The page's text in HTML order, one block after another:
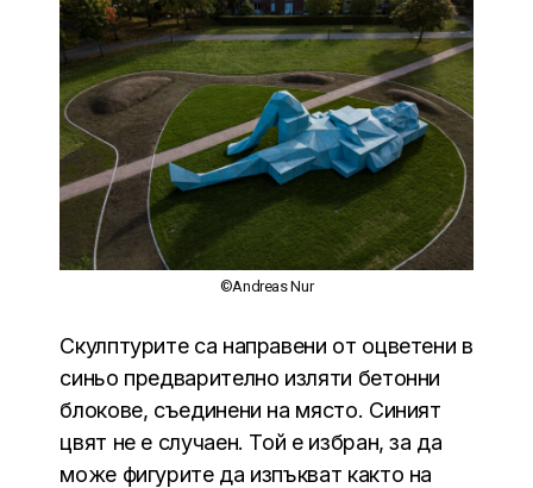
©Andreas Nur
Скулптурите са направени от оцветени в
синьо предварително изляти бетонни
блокове, съединени на място. Синият
цвят не е случаен. Той е избран, за да
може фигурите да изпъкват както на